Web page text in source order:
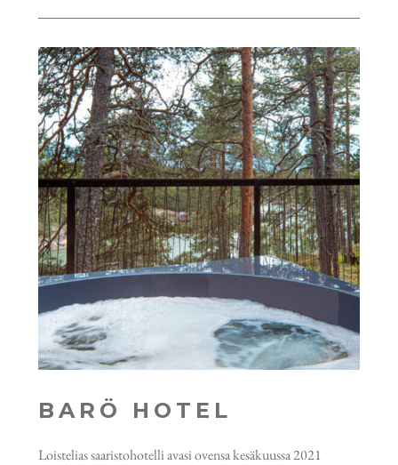
BARÖ HOTEL
Loistelias saaristohotelli avasi ovensa kesäkuussa 2021